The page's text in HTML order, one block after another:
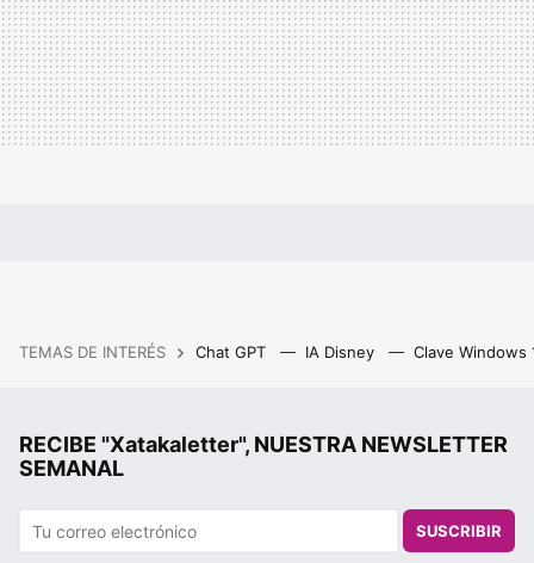
TEMAS DE INTERÉS Chat GPT IA Disney Clave Windows
RECIBE "Xatakaletter", NUESTRA NEWSLETTER
SEMANAL
SUSCRIBIR